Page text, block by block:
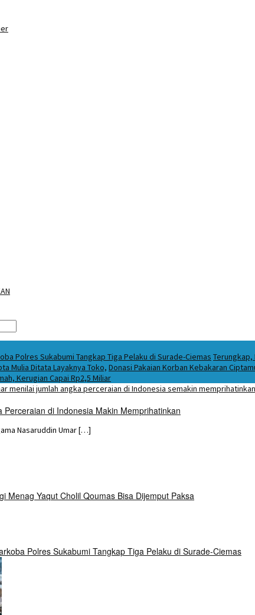
Polres Sukabumi Tangkap Tiga Pelaku di Surade-Ciemas Terungkap,
Mulia Ditata Layaknya Toko, Donasi Pakaian Korban Kebakaran
Kerugian Capai Rp2,5 Miliar
Perceraian di Indonesia Makin Memprihatinkan
Nasaruddin Umar […]
Menag Yaqut Cholil Qoumas Bisa Dijemput Paksa
Polres Sukabumi Tangkap Tiga Pelaku di Surade-Ciemas